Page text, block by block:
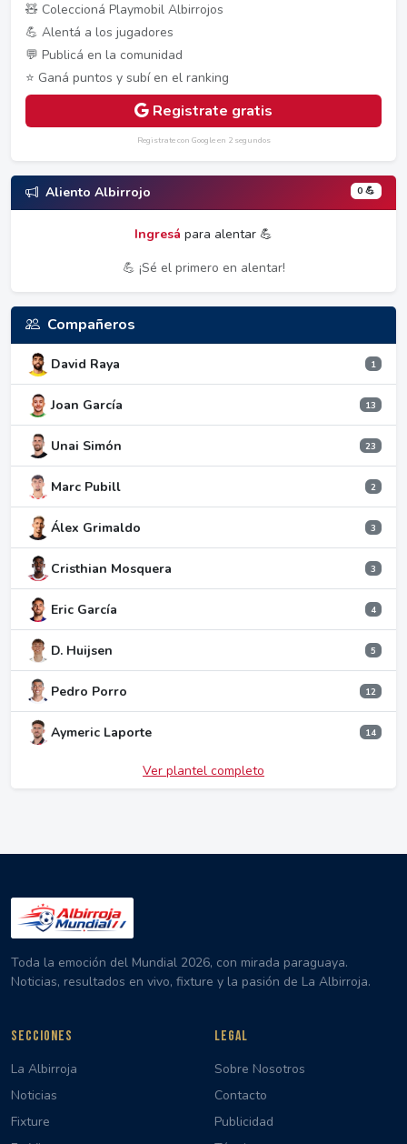
🧸 Coleccioná Playmobil Albirrojos
💪 Alentá a los jugadores
💬 Publicá en la comunidad
⭐ Ganá puntos y subí en el ranking
Registrate gratis
Registrate con Google en 2 segundos
Aliento Albirrojo 0 💪
Ingresá para alentar 💪
💪 ¡Sé el primero en alentar!
Compañeros
David Raya 1
Joan García 13
Unai Simón 23
Marc Pubill 2
Álex Grimaldo 3
Cristhian Mosquera 3
Eric García 4
D. Huijsen 5
Pedro Porro 12
Aymeric Laporte 14
Ver plantel completo
Toda la emoción del Mundial 2026, con mirada paraguaya.
Noticias, resultados en vivo, fixture y la pasión de La Albirroja.
SECCIONES
La Albirroja
Noticias
Fixture
LEGAL
Sobre Nosotros
Contacto
Publicidad